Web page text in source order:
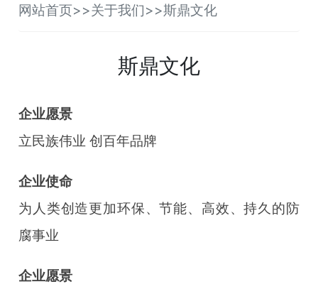
网站首页>>关于我们>>斯鼎文化
斯鼎文化
企业愿景
立民族伟业 创百年品牌
企业使命
为人类创造更加环保、节能、高效、持久的防
腐事业
企业愿景